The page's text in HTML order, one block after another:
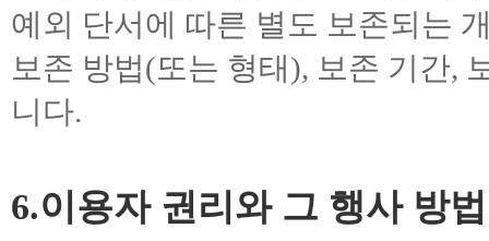
예외 단서에 따른 별도 보존되는
보존 방법(또는 형태), 보존 기간,
니다.
6.이용자 권리와 그 행사 방법